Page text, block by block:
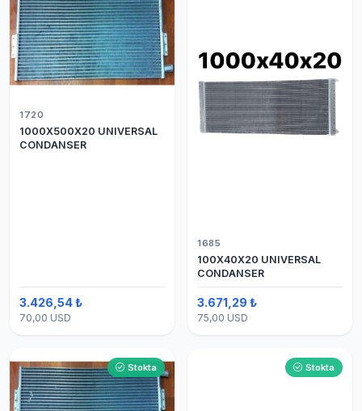
1720
1000X500X20 UNIVERSAL
CONDANSER
3.426,54 ₺
70,00 USD
1685
100X40X20 UNIVERSAL
CONDANSER
3.671,29 ₺
75,00 USD
Stokta Stokta